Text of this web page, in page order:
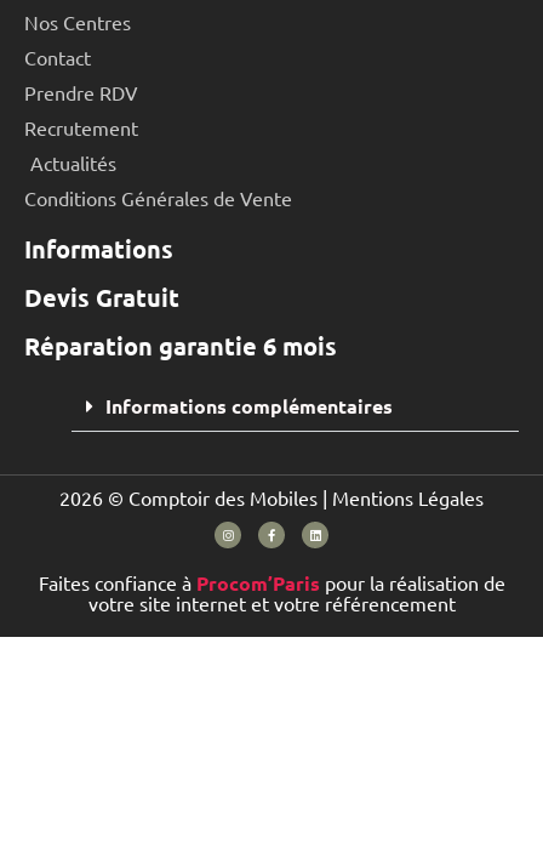
Nos Centres
Contact
Prendre RDV
Recrutement
Actualités
Conditions Générales de Vente
Informations
Devis Gratuit
Réparation garantie 6 mois
Informations complémentaires
2026 © Comptoir des Mobiles | Mentions Légales
Faites confiance à Procom’Paris pour la réalisation de
votre site internet et votre référencement